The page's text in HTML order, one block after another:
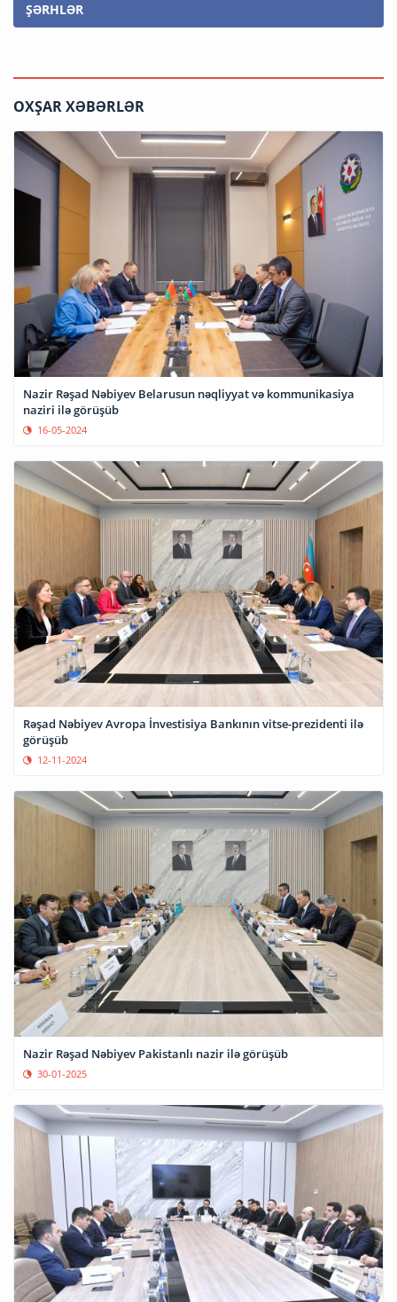
ŞƏRHLƏR
OXŞAR XƏBƏRLƏR
Nazir Rəşad Nəbiyev Belarusun nəqliyyat və kommunikasiya
naziri ilə görüşüb
16-05-2024
Rəşad Nəbiyev Avropa İnvestisiya Bankının vitse-prezidenti ilə
görüşüb
12-11-2024
Nazir Rəşad Nəbiyev Pakistanlı nazir ilə görüşüb
30-01-2025